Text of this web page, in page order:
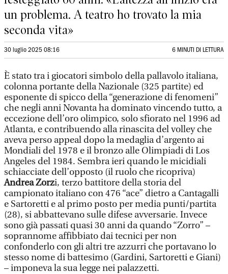
un problema. A teatro ho trovato la mia
seconda vita»
30 luglio 2025 08:16 6 MINUTI DI LETTURA
È stato tra i giocatori simbolo della pallavolo italiana,
colonna portante della Nazionale (325 partite) ed
esponente di spicco della “generazione di fenomeni”
che negli anni Novanta ha dominato vincendo tutto, a
eccezione dell’oro olimpico, solo sfiorato nel 1996 ad
Atlanta, e contribuendo alla rinascita del volley che
aveva perso appeal dopo la medaglia d’argento ai
Mondiali del 1978 e il bronzo alle Olimpiadi di Los
Angeles del 1984. Sembra ieri quando le micidiali
schiacciate dell’opposto (il ruolo che ricopriva)
Andrea Zorzi, terzo battitore della storia del
campionato italiano con 476 “ace” dietro a Cantagalli
e Sartoretti e al primo posto per media punti/partita
(28), si abbattevano sulle difese avversarie. Invece
sono già passati quasi 30 anni da quando “Zorro” –
soprannome affibbiato dai tecnici per non
confonderlo con gli altri tre azzurri che portavano lo
stesso nome di battesimo (Gardini, Sartoretti e Giani)
– imponeva la sua legge nei palazzetti.